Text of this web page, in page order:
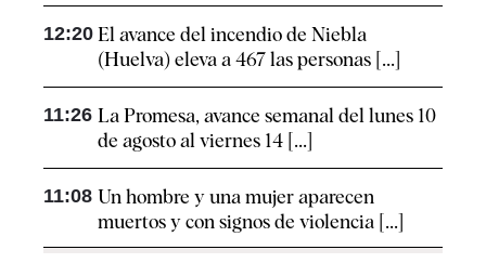
12:20 El avance del incendio de Niebla
(Huelva) eleva a 467 las personas [...]
11:26 La Promesa, avance semanal del lunes 10
de agosto al viernes 14 [...]
11:08 Un hombre y una mujer aparecen
muertos y con signos de violencia [...]